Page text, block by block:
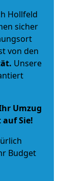
Hollfeld
sicher
von den
. Unsere
Umzug
Sie!
Budget